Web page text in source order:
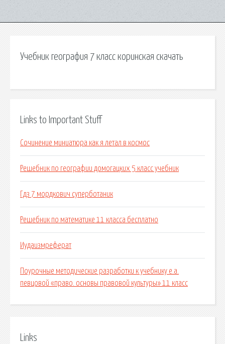
Учебник география 7 класс коринская скачать
Links to Important Stuff
Сочинение миниатюра как я летал в космос
Решебник по географии домогацких 5 класс учебник
Гдз 7 мордкович суперботаник
Решебник по математике 11 класса бесплатно
Иудаизмреферат
Поурочные методические разработки к учебнику е.а.
певцовой «право. основы правовой культуры» 11 класс
Links